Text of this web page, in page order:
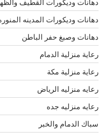
دهانات وديكورات المدينه
دهانات وصبغ حفر الباطن
رعاية منزلية الدمام
رعاية منزلية مكة
رعايه منزليه الرياض
رعايه منزليه جده
سباك الدمام والخبر